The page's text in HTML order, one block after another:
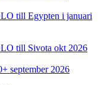
till Egypten i januari
till Sivota okt 2026
september 2026